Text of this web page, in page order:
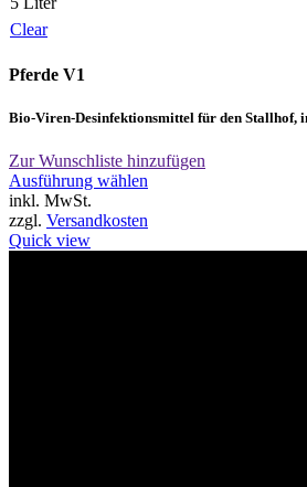
Clear
Pferde V1
Bio-Viren-Desinfektionsmittel für den Stallhof,
Zur Wunschliste hinzufügen
Ausführung wählen
inkl. MwSt.
zzgl. Versandkosten
Quick view